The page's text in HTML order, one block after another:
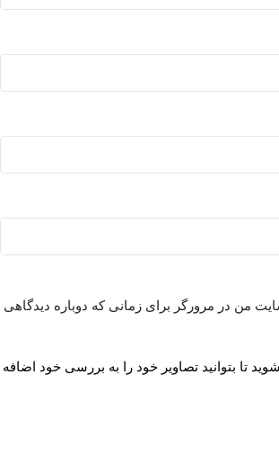
من در مرورگر برای زمانی که دوباره دیدگاهی
تا بتوانید تصاویر خود را به بررسی خود اضافه